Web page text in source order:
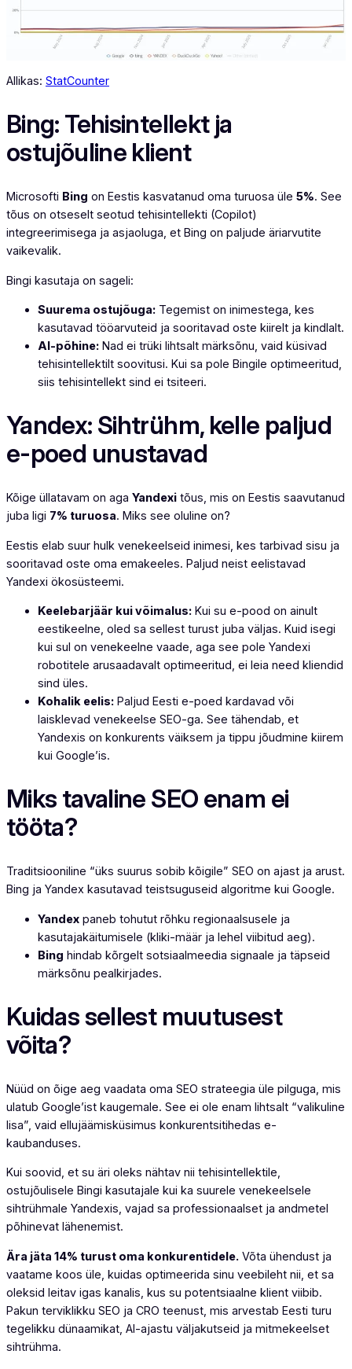
Allikas: StatCounter
Bing: Tehisintellekt ja
ostujõuline klient
Microsofti Bing on Eestis kasvatanud oma turuosa üle 5%. See
tõus on otseselt seotud tehisintellekti (Copilot)
integreerimisega ja asjaoluga, et Bing on paljude äriarvutite
vaikevalik.
Bingi kasutaja on sageli:
Suurema ostujõuga: Tegemist on inimestega, kes
kasutavad tööarvuteid ja sooritavad oste kiirelt ja kindlalt.
AI-põhine: Nad ei trüki lihtsalt märksõnu, vaid küsivad
tehisintellektilt soovitusi. Kui sa pole Bingile optimeeritud,
siis tehisintellekt sind ei tsiteeri.
Yandex: Sihtrühm, kelle paljud
e-poed unustavad
Kõige üllatavam on aga Yandexi tõus, mis on Eestis saavutanud
juba ligi 7% turuosa. Miks see oluline on?
Eestis elab suur hulk venekeelseid inimesi, kes tarbivad sisu ja
sooritavad oste oma emakeeles. Paljud neist eelistavad
Yandexi ökosüsteemi.
Keelebarjäär kui võimalus: Kui su e-pood on ainult
eestikeelne, oled sa sellest turust juba väljas. Kuid isegi
kui sul on venekeelne vaade, aga see pole Yandexi
robotitele arusaadavalt optimeeritud, ei leia need kliendid
sind üles.
Kohalik eelis: Paljud Eesti e-poed kardavad või
laisklevad venekeelse SEO-ga. See tähendab, et
Yandexis on konkurents väiksem ja tippu jõudmine kiirem
kui Google’is.
Miks tavaline SEO enam ei
tööta?
Traditsiooniline “üks suurus sobib kõigile” SEO on ajast ja arust.
Bing ja Yandex kasutavad teistsuguseid algoritme kui Google.
Yandex paneb tohutut rõhku regionaalsusele ja
kasutajakäitumisele (kliki-määr ja lehel viibitud aeg).
Bing hindab kõrgelt sotsiaalmeedia signaale ja täpseid
märksõnu pealkirjades.
Kuidas sellest muutusest
võita?
Nüüd on õige aeg vaadata oma SEO strateegia üle pilguga, mis
ulatub Google’ist kaugemale. See ei ole enam lihtsalt “valikuline
lisa”, vaid ellujäämisküsimus konkurentsitihedas e-
kaubanduses.
Kui soovid, et su äri oleks nähtav nii tehisintellektile,
ostujõulisele Bingi kasutajale kui ka suurele venekeelsele
sihtrühmale Yandexis, vajad sa professionaalset ja andmetel
põhinevat lähenemist.
Ära jäta 14% turust oma konkurentidele. Võta ühendust ja
vaatame koos üle, kuidas optimeerida sinu veebileht nii, et sa
oleksid leitav igas kanalis, kus su potentsiaalne klient viibib.
Pakun terviklikku SEO ja CRO teenust, mis arvestab Eesti turu
tegelikku dünaamikat, AI-ajastu väljakutseid ja mitmekeelset
sihtrühma.